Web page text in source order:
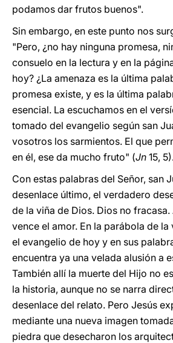
podamos dar frutos buenos".
Sin embargo, en este punto nos
"Pero, ¿no hay ninguna promesa,
consuelo en la lectura y en la
hoy? ¿La amenaza es la última
promesa existe, y es la última
esencial. La escuchamos en el
tomado del evangelio según san
vosotros los sarmientos. El que
en él, ese da mucho fruto" (Jn 15,
Con estas palabras del Señor, san
desenlace último, el verdadero
de la viña de Dios. Dios no fracasa.
vence el amor. En la parábola de
el evangelio de hoy y en sus
encuentra ya una velada alusión a
También allí la muerte del Hijo no
la historia, aunque no se narra
desenlace del relato. Pero Jesús
mediante una nueva imagen
piedra que desecharon los